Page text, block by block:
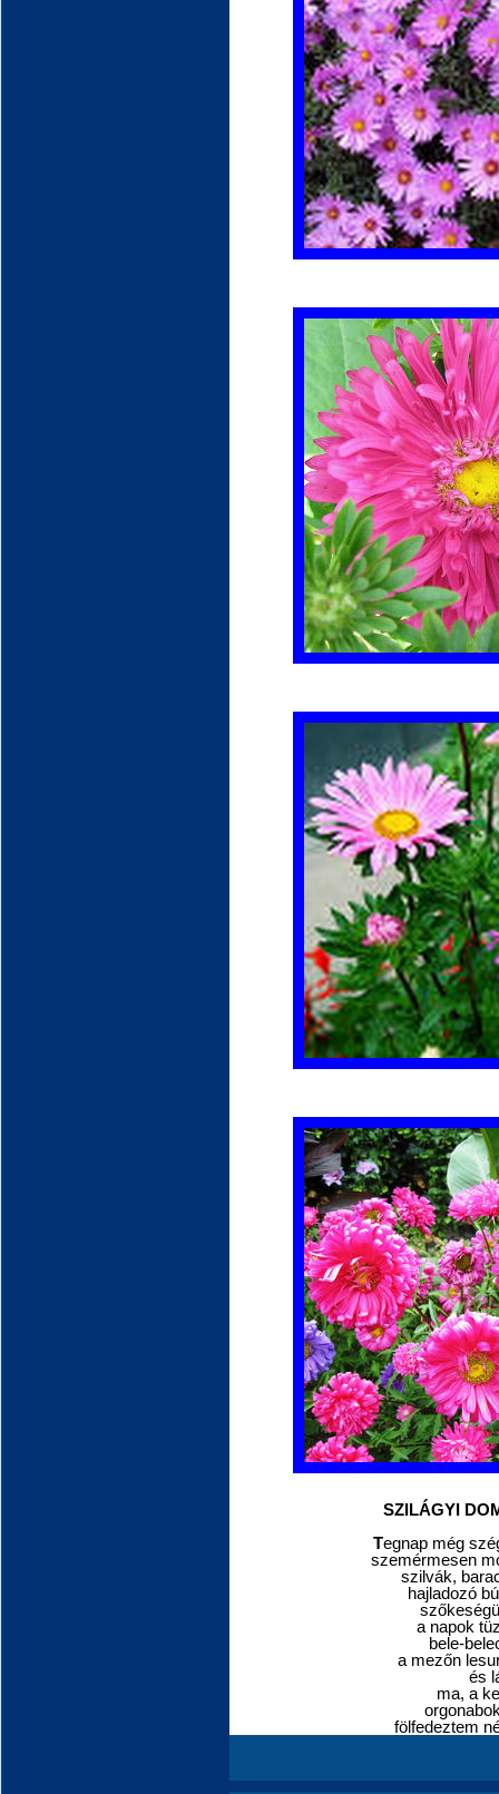
SZILÁGYI
Tegnap még
szemérmesen
szilvák,
hajladozó
a napok
bele-
a mezőn
és
ma, a
fölfedeztem